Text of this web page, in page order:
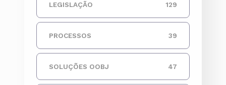
LEGISLAÇÃO 129
PROCESSOS 39
SOLUÇÕES OOBJ 47